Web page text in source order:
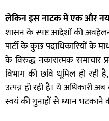
लेकिन इस नाटक में एक और
शासन के स्पष्ट आदेशों की
पार्टी के कुछ पदाधिकारियों के
के विरुद्ध नकारात्मक
विभाग की छवि धूमिल हो रही
उत्पन्न हो रही है। ये अधिकारी
स्वयं की गुनाहों से ध्यान भटकाने